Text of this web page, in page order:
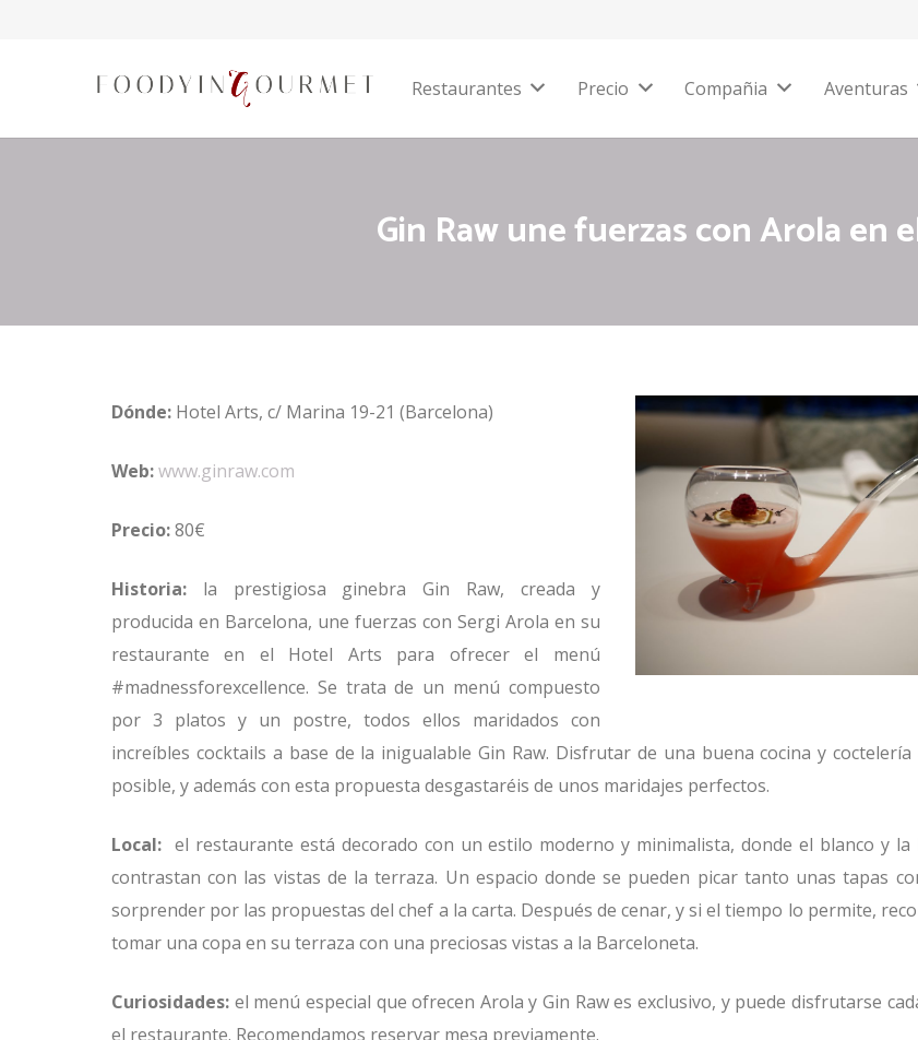
Restaurantes Precio Compañia Aventuras
Gin Raw une fuerzas con Arola en
Dónde: Hotel Arts, c/ Marina 19-21 (Barcelona)
Web:www.ginraw.com
Precio:80€
Historia: la prestigiosa ginebra Gin Raw, creada y
producida en Barcelona, une fuerzas con Sergi Arola en su
restaurante en el Hotel Arts para ofrecer el menú
#madnessforexcellence. Se trata de un menú compuesto
por 3 platos y un postre, todos ellos maridados con
increíbles cocktails a base de la inigualable Gin Raw. Disfrutar de una buena cocina y coctelería
posible, y además con esta propuesta desgastaréis de unos maridajes perfectos.
Local: el restaurante está decorado con un estilo moderno y minimalista, donde el blanco y
contrastan con las vistas de la terraza. Un espacio donde se pueden picar tanto unas tapas
sorprender por las propuestas del chef a la carta. Después de cenar, y si el tiempo lo permite,
tomar una copa en su terraza con una preciosas vistas a la Barceloneta.
Curiosidades: el menú especial que ofrecen Arola y Gin Raw es exclusivo, y puede disfrutarse
el restaurante. Recomendamos reservar mesa previamente.